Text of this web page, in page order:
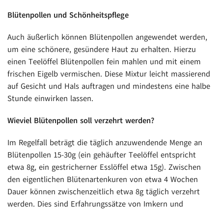
Blütenpollen und Schönheitspflege
Auch äußerlich können Blütenpollen angewendet werden,
um eine schönere, gesündere Haut zu erhalten. Hierzu
einen Teelöffel Blütenpollen fein mahlen und mit einem
frischen Eigelb vermischen. Diese Mixtur leicht massierend
auf Gesicht und Hals auftragen und mindestens eine halbe
Stunde einwirken lassen.
Wieviel Blütenpollen soll verzehrt werden?
Im Regelfall beträgt die täglich anzuwendende Menge an
Blütenpollen 15-30g (ein gehäufter Teelöffel entspricht
etwa 8g, ein gestricherner Esslöffel etwa 15g). Zwischen
den eigentlichen Blütenartenkuren von etwa 4 Wochen
Dauer können zwischenzeitlich etwa 8g täglich verzehrt
werden. Dies sind Erfahrungssätze von Imkern und